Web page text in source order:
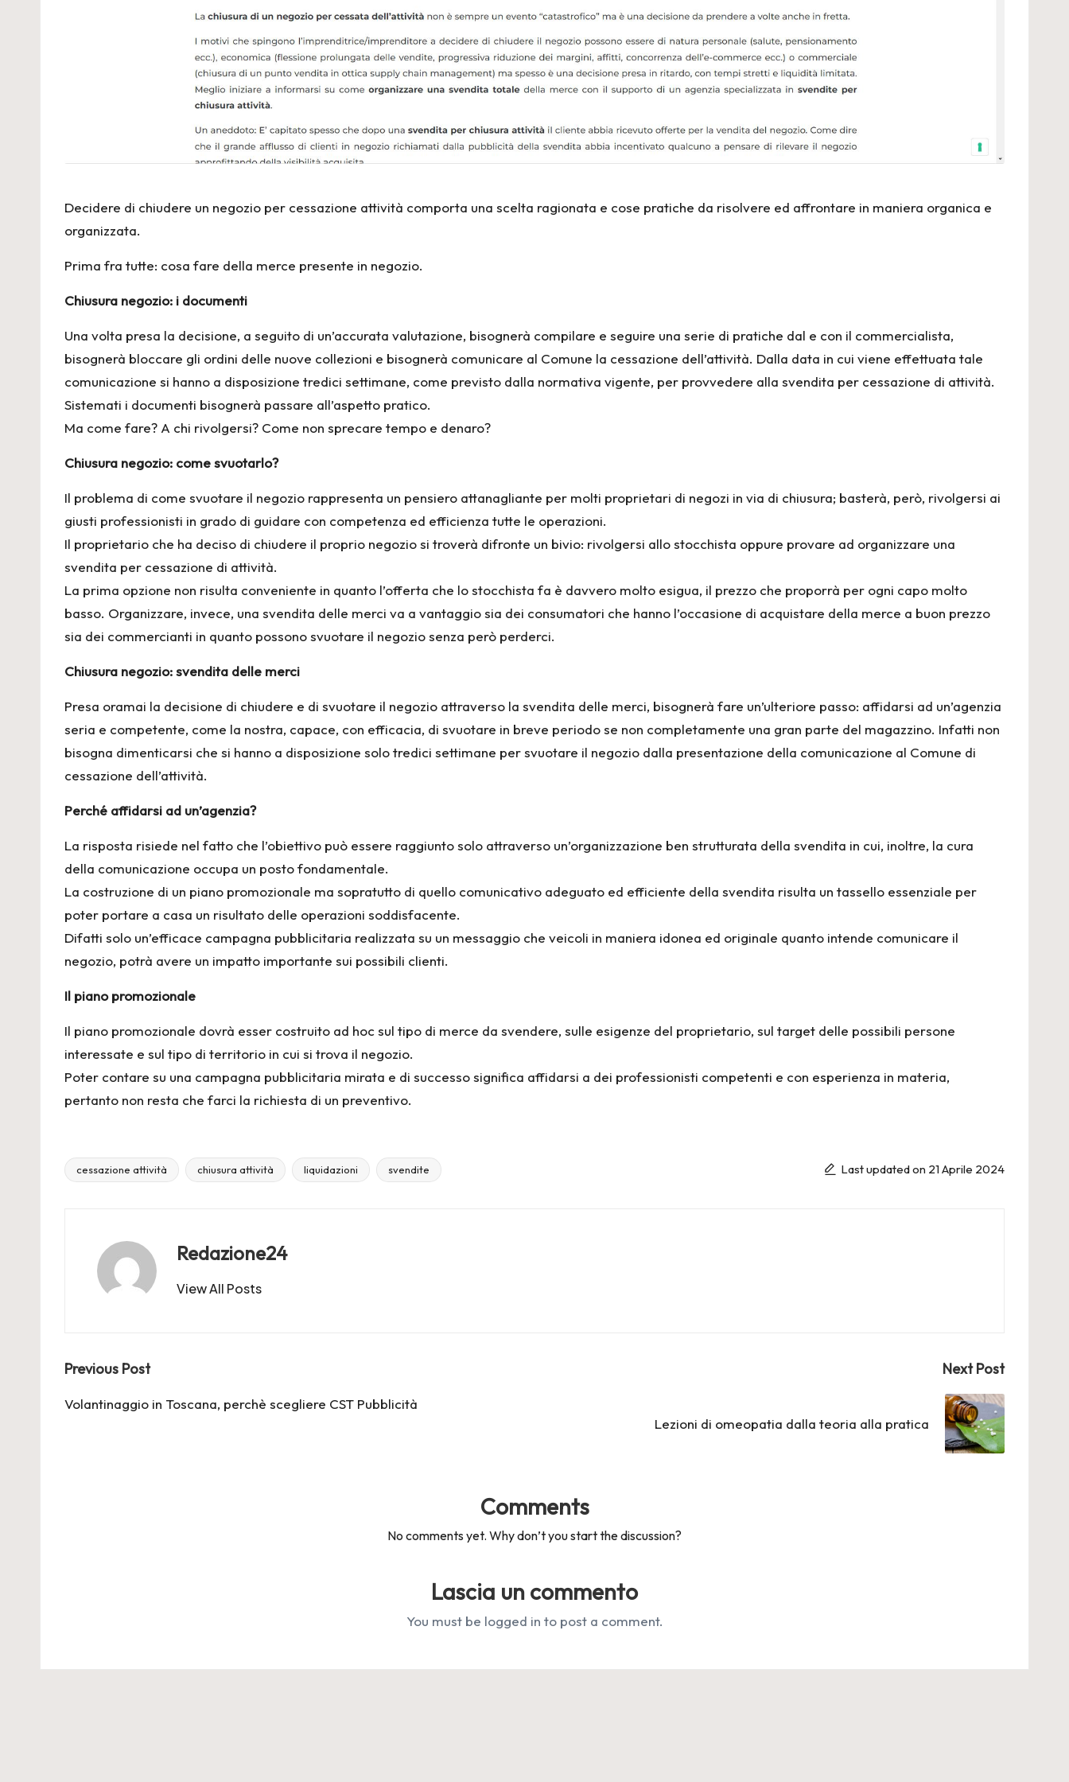
Decidere di chiudere un negozio per cessazione attività comporta una scelta ragionata e cose pratiche da risolvere ed affrontare in maniera organica e
organizzata.
Prima fra tutte: cosa fare della merce presente in negozio.
Chiusura negozio: i documenti
Una volta presa la decisione, a seguito di un’accurata valutazione, bisognerà compilare e seguire una serie di pratiche dal e con il commercialista,
bisognerà bloccare gli ordini delle nuove collezioni e bisognerà comunicare al Comune la cessazione dell’attività. Dalla data in cui viene effettuata tale
comunicazione si hanno a disposizione tredici settimane, come previsto dalla normativa vigente, per provvedere alla svendita per cessazione di attività.
Sistemati i documenti bisognerà passare all’aspetto pratico.
Ma come fare? A chi rivolgersi? Come non sprecare tempo e denaro?
Chiusura negozio: come svuotarlo?
Il problema di come svuotare il negozio rappresenta un pensiero attanagliante per molti proprietari di negozi in via di chiusura; basterà, però, rivolgersi ai
giusti professionisti in grado di guidare con competenza ed efficienza tutte le operazioni.
Il proprietario che ha deciso di chiudere il proprio negozio si troverà difronte un bivio: rivolgersi allo stocchista oppure provare ad organizzare una
svendita per cessazione di attività.
La prima opzione non risulta conveniente in quanto l’offerta che lo stocchista fa è davvero molto esigua, il prezzo che proporrà per ogni capo molto
basso. Organizzare, invece, una svendita delle merci va a vantaggio sia dei consumatori che hanno l’occasione di acquistare della merce a buon prezzo
sia dei commercianti in quanto possono svuotare il negozio senza però perderci.
Chiusura negozio: svendita delle merci
Presa oramai la decisione di chiudere e di svuotare il negozio attraverso la svendita delle merci, bisognerà fare un’ulteriore passo: affidarsi ad un’agenzia
seria e competente, come la nostra, capace, con efficacia, di svuotare in breve periodo se non completamente una gran parte del magazzino. Infatti non
bisogna dimenticarsi che si hanno a disposizione solo tredici settimane per svuotare il negozio dalla presentazione della comunicazione al Comune di
cessazione dell’attività.
Perché affidarsi ad un’agenzia?
La risposta risiede nel fatto che l’obiettivo può essere raggiunto solo attraverso un’organizzazione ben strutturata della svendita in cui, inoltre, la cura
della comunicazione occupa un posto fondamentale.
La costruzione di un piano promozionale ma sopratutto di quello comunicativo adeguato ed efficiente della svendita risulta un tassello essenziale per
poter portare a casa un risultato delle operazioni soddisfacente.
Difatti solo un’efficace campagna pubblicitaria realizzata su un messaggio che veicoli in maniera idonea ed originale quanto intende comunicare il
negozio, potrà avere un impatto importante sui possibili clienti.
Il piano promozionale
Il piano promozionale dovrà esser costruito ad hoc sul tipo di merce da svendere, sulle esigenze del proprietario, sul target delle possibili persone
interessate e sul tipo di territorio in cui si trova il negozio.
Poter contare su una campagna pubblicitaria mirata e di successo significa affidarsi a dei professionisti competenti e con esperienza in materia,
pertanto non resta che farci la richiesta di un preventivo.
Tags:
cessazione attività chiusura attività liquidazioni svendite Last updated on 21 Aprile 2024
Redazione24
View All Posts
Post
navigation
Previous Post
Volantinaggio in Toscana, perchè scegliere CST Pubblicità
Next Post
Lezioni di omeopatia dalla teoria alla pratica
Comments
No comments yet. Why don’t you start the discussion?
Lascia un commento
You must be logged in to post a comment.